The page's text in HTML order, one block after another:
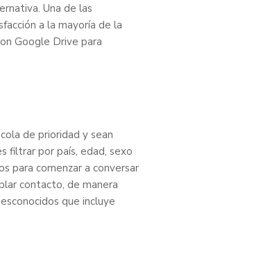
Una de las
a la mayoría de la
Google Drive para
de prioridad y sean
filtrar por país, edad, sexo
para comenzar a conversar
contacto, de manera
que incluye